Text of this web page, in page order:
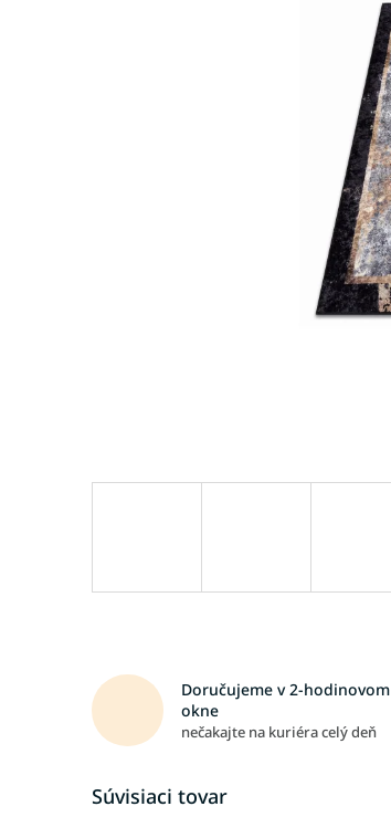
Doručujeme v 2-hodinovom
okne
nečakajte na kuriéra celý deň
Súvisiaci tovar